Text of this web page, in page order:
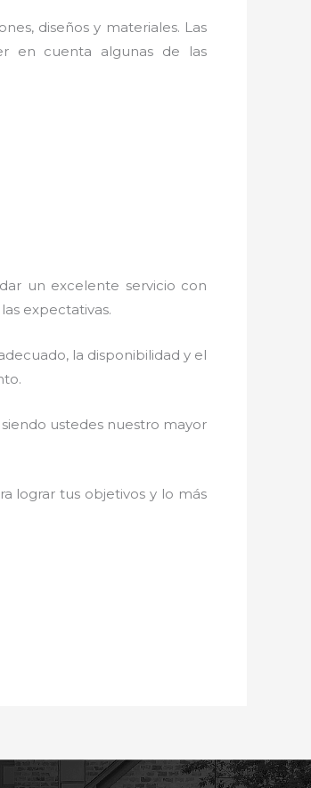
diseños y materiales. Las
en cuenta algunas de las
un excelente servicio con
expectativas.
la disponibilidad y el
ustedes nuestro mayor
lograr tus objetivos y lo más